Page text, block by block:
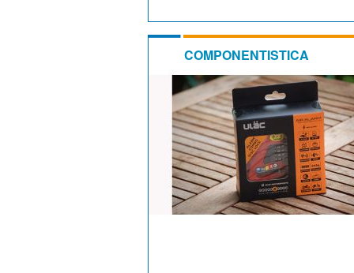
COMPONENTISTICA